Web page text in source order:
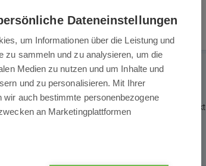
0 % Leute empfehlen das Produkt
Dateneinstellungen
um Informationen über die Leistung und
zu sammeln und zu analysieren, um die
Medien zu nutzen und um Inhalte und
und zu personalisieren. Mit Ihrer
wir auch bestimmte personenbezogene
an Marketingplattformen